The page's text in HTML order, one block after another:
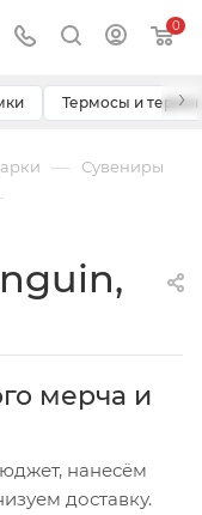
0
Термосы и ›
— Сувениры
мерча и
нанесём
доставку.